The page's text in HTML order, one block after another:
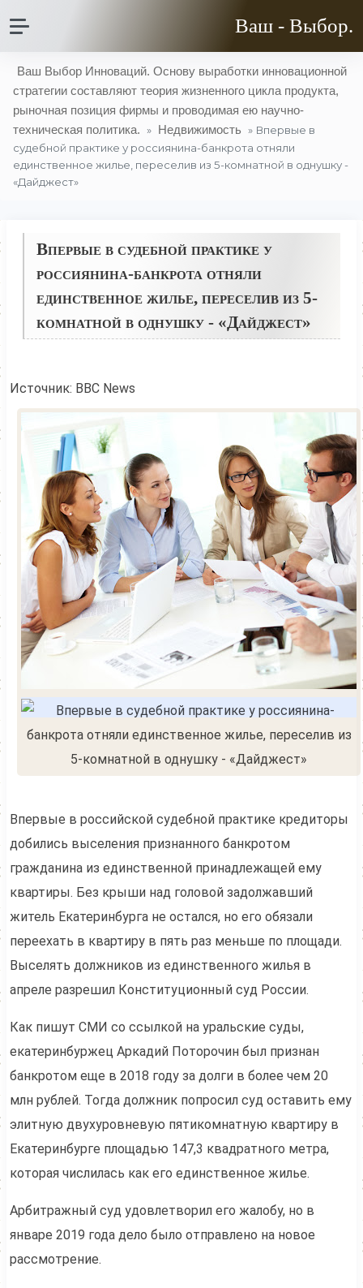
Ваш - Выбор.
Ваш Выбор Инноваций. Основу выработки инновационной
стратегии составляют теория жизненного цикла продукта,
рыночная позиция фирмы и проводимая ею научно-
техническая политика. » Недвижимость » Впервые в
судебной практике у россиянина-банкрота отняли
единственное жилье, переселив из 5-комнатной в однушку -
«Дайджест»
Впервые в судебной практике у
россиянина-банкрота отняли
единственное жилье, переселив из 5-
комнатной в однушку - «Дайджест»
Источник: BBC News
Впервые в российской судебной практике кредиторы
добились выселения признанного банкротом
гражданина из единственной принадлежащей ему
квартиры. Без крыши над головой задолжавший
житель Екатеринбурга не остался, но его обязали
переехать в квартиру в пять раз меньше по площади.
Выселять должников из единственного жилья в
апреле разрешил Конституционный суд России.
Как пишут СМИ со ссылкой на уральские суды,
екатеринбуржец Аркадий Поторочин был признан
банкротом еще в 2018 году за долги в более чем 20
млн рублей. Тогда должник попросил суд оставить ему
элитную двухуровневую пятикомнатную квартиру в
Екатеринбурге площадью 147,3 квадратного метра,
которая числилась как его единственное жилье.
Арбитражный суд удовлетворил его жалобу, но в
январе 2019 года дело было отправлено на новое
рассмотрение.